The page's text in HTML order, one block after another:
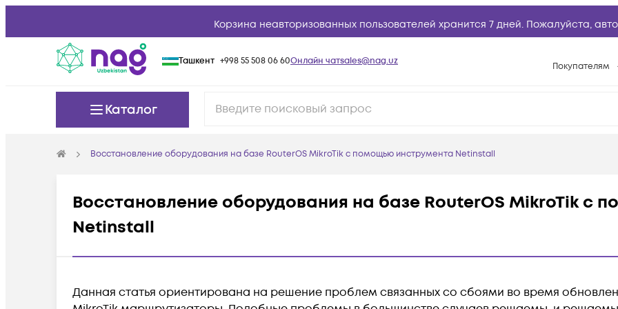
Корзина неавторизованных пользователей хранится 7 дней. Пожалуйста,
Ташкент +998 55 508 06 60Онлайн чатsales@nag.uz Покупателям
База знаний
Каталог
Восстановление оборудования на базе RouterOS MikroTik с помощью инструмента Netinstall
Восстановление оборудования на базе RouterOS MikroTik с
Netinstall
Данная статья ориентирована на решение проблем связанных со сбоями во время